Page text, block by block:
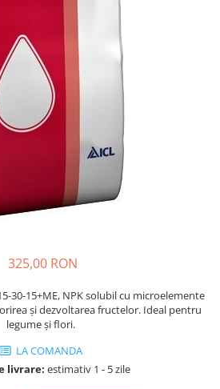
325,00 RON
30-15+ME, NPK solubil cu microelemente
și dezvoltarea fructelor. Ideal pentru
legume și flori.
LA COMANDA
livrare: estimativ 1 - 5 zile